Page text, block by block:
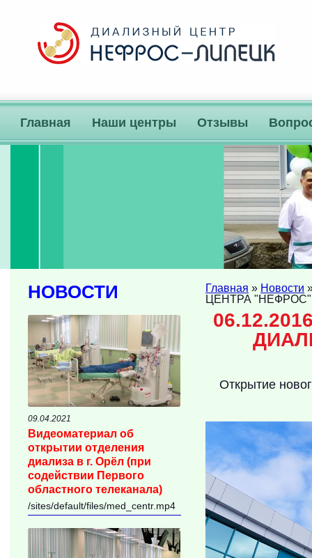
Главная Наши центры Отзывы
Главная » Новости
ЦЕНТРА
Открытие
НОВОСТИ
09.04.2021
Видеоматериал об
открытии отделения
диализа в г. Орёл (при
содействии Первого
областного телеканала)
/sites/default/files/med_centr.mp4